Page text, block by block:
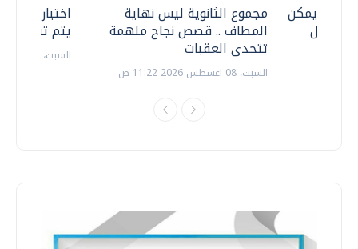
اختبارات
يتم
السبت، 18 يوليو 2026 09:22 ص
مجموع الثانوية ليس نهاية
المطاف .. قصص نجاح ملهمة
تتحدى العقبات
السبت، 08 اغسطس 2026 11:22 ص
.. هل يمكن
نتعامل